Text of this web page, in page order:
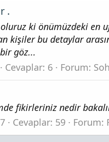
.
ki önümüzdeki en
kişiler bu detaylar
göz...
Cevaplar: 6 Forum:
fikirleriniz nedir
Cevaplar: 59 Forum: